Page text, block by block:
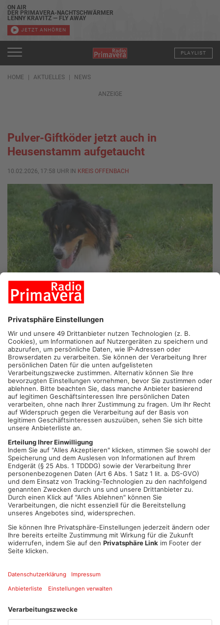
ON AIR
DER PRIMAVERA-NACHTSCHWÄRMER
LENNY KRAVITZ — FLY AWAY
JETZT ANHÖREN
PLAYLIST
HOME AKTUELLES NEWS
ANZEIGE
Pulver-Giftköder jetzt auch in
Heusenstamm aufgetaucht
10.02.2026, 17:58 UHR IN KREIS OFFENBACH
HEUSENSTAMM.Auch in Heusenstamm sind jetzt Giftköder
aufgetaucht. Wie die Stadt jetzt mitgeteilt hat, haben
Spaziergänger in jüngster Zeit mehrfach Pulver an einem
Feldweg gefunden. Um was es sich dabei genau handelt, ist
bislang noch unklar. Ein Großteil wurde von Passanten und
Polizei bereits entfernt. Die Stadt geht aber davon aus, dass
noch Rückstände vorhanden sind und appelliert an
Hundehalter, beim Spazieren auf ihre Tiere aufzupassen.
Immer wieder tauchen im Primaveraland Giftköder auf –
zuletzt in Wächtersbach, Seligenstadt, Maintal und Wörth.
Artikel teilen
ANZEIGE
Mehr aus Kreis
Offenbach